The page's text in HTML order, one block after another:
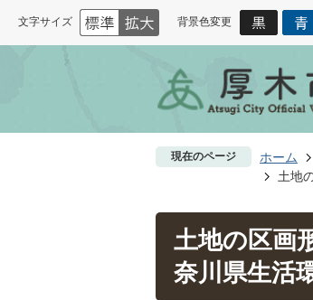
文字サイズ 背景色変更
現在のページ ホーム
土地
土地の区画
奈川県生活